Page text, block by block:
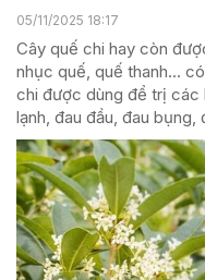
05/11/2025 18:17
Cây quế chi hay còn
nhục quế, quế thanh...
chi được dùng để trị các
lạnh, đau đầu, đau bụng,